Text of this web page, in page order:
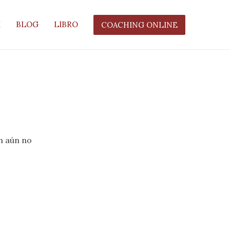
BLOG LIBRO COACHING ONLINE
aún no